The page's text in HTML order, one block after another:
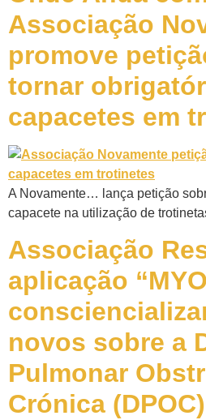
Associação
promove
tornar
capacetes em
A Novamente… lança petição
capacete na utilização de
Associação
aplicação
novos sobre a
Pulmonar
Crónica (DPOC)